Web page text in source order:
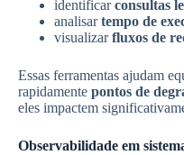
identificarconsultas
analisartempo de
visualizarfluxos de
Essas ferramentas ajudam
rapidamente pontos de
eles impactem
Observabilidade em